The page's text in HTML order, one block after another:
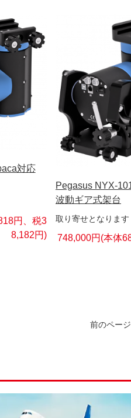
対応
円、税3
8,182円)
Pegasus NYX-
波動ギア式架台
取り寄せとなります
748,000円(本体
前のページ